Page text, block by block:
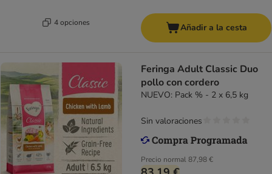
4 opciones Añadir a la cesta
Feringa Adult Classic Duo
pollo con cordero
NUEVO: Pack % - 2 x 6,5 kg
Precio normal87,98 €
Sin valoraciones